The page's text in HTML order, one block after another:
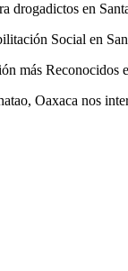
drogadictos en
Social en
más Reconocidos
Oaxaca nos